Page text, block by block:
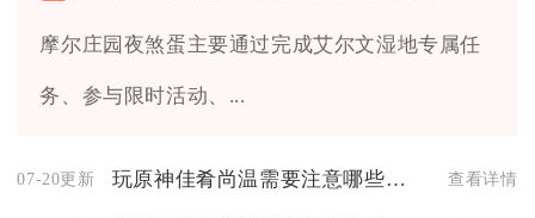
摩尔庄园夜煞蛋主要通过完成艾尔文湿地专属任
务、参与限时活动、...
07-20更新 玩原神佳肴尚温需要注意哪些事项 查看详情